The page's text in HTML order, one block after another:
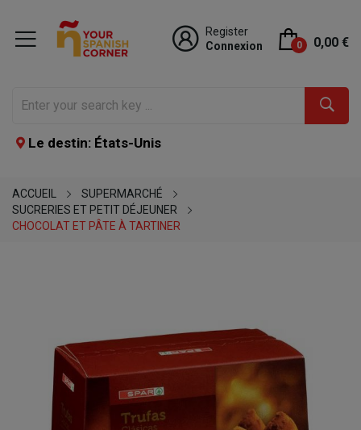
Register
Connexion
0 0,00 €
Le destin: États-Unis
ACCUEIL
SUPERMARCHÉ
SUCRERIES ET PETIT DÉJEUNER
CHOCOLAT ET PÂTE À TARTINER